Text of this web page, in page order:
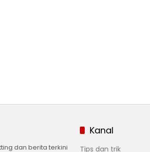
dan berita terkini
Kanal
Tips dan trik